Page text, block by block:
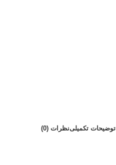
توضیحات تکمیلینظرات (0)